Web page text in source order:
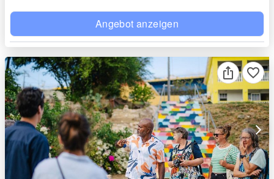
Angebot anzeigen
arrow_forward_ios
favorite_border